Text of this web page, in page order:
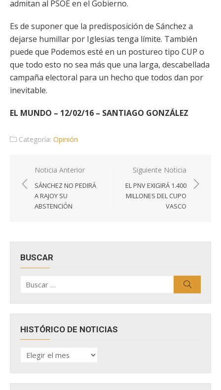
admitan al PSOE en el Gobierno.
Es de suponer que la predisposición de Sánchez a
dejarse humillar por Iglesias tenga límite. También
puede que Podemos esté en un postureo tipo CUP o
que todo esto no sea más que una larga, descabellada
campaña electoral para un hecho que todos dan por
inevitable.
EL MUNDO – 12/02/16 – SANTIAGO GONZÁLEZ
Categoría: Opinión
Navegación
de
entradas
Noticia Anterior
SÁNCHEZ NO PEDIRÁ
A RAJOY SU
ABSTENCIÓN
Siguiente Noticia
EL PNV EXIGIRÁ 1.400
MILLONES DEL CUPO
VASCO
BUSCAR
por:
HISTÓRICO DE NOTICIAS
HISTÓRICO
DE